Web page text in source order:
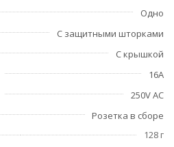
Одно
С защитными шторками
С крышкой
16А
250V AC
Розетка в сборе
128 г